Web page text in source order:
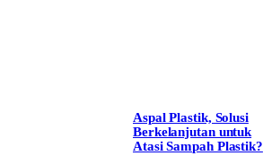
Aspal Plastik, Solusi
Berkelanjutan untuk
Atasi Sampah Plastik?